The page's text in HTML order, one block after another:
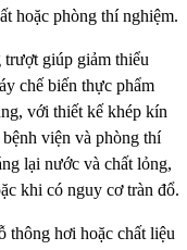
hoặc phòng thí nghiệm.
trượt giúp giảm thiểu
chế biến thực phẩm
với thiết kế khép kín
viện và phòng thí
lại nước và chất lỏng,
khi có nguy cơ tràn đổ.
thông hơi hoặc chất liệu